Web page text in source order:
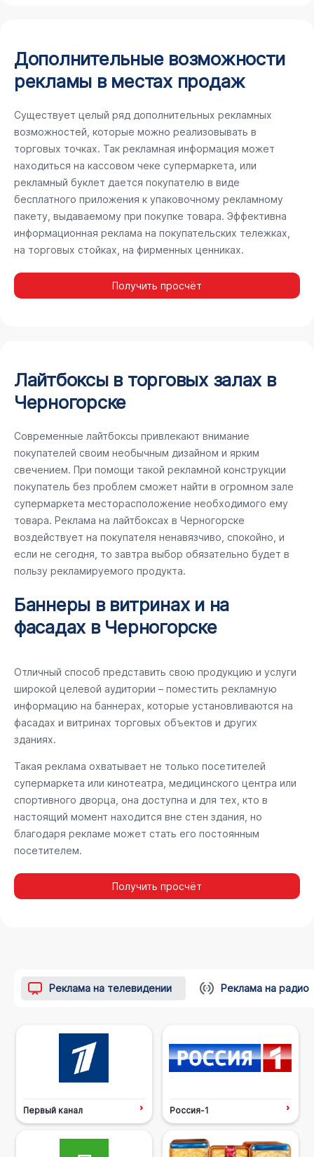
Дополнительные возможности
рекламы в местах продаж
Существует целый ряд дополнительных рекламных
возможностей, которые можно реализовывать в
торговых точках. Так рекламная информация может
находиться на кассовом чеке супермаркета, или
рекламный буклет дается покупателю в виде
бесплатного приложения к упаковочному рекламному
пакету, выдаваемому при покупке товара. Эффективна
информационная реклама на покупательских тележках,
на торговых стойках, на фирменных ценниках.
Получить просчёт
Лайтбоксы в торговых залах в
Черногорске
Современные лайтбоксы привлекают внимание
покупателей своим необычным дизайном и ярким
свечением. При помощи такой рекламной конструкции
покупатель без проблем сможет найти в огромном зале
супермаркета месторасположение необходимого ему
товара. Реклама на лайтбоксах в Черногорске
воздействует на покупателя ненавязчиво, спокойно, и
если не сегодня, то завтра выбор обязательно будет в
пользу рекламируемого продукта.
Баннеры в витринах и на
фасадах в Черногорске
Отличный способ представить свою продукцию и услуги
широкой целевой аудитории – поместить рекламную
информацию на баннерах, которые установливаются на
фасадах и витринах торговых объектов и других
зданиях.
Такая реклама охватывает не только посетителей
супермаркета или кинотеатра, медицинского центра или
спортивного дворца, она доступна и для тех, кто в
настоящий момент находится вне стен здания, но
благодаря рекламе может стать его постоянным
посетителем.
Получить просчёт
Реклама на телевидении Реклама на радио
Первый канал Россия-1